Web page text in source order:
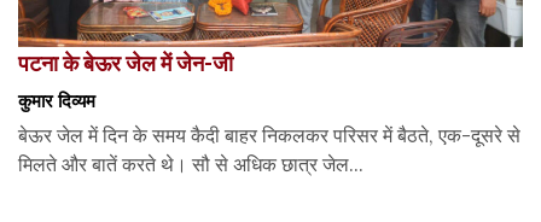
पटना के बेऊर जेल में जेन-जी
कुमार दिव्यम
बेऊर जेल में दिन के समय कैदी बाहर निकलकर परिसर में बैठते, एक-दूसरे से
मिलते और बातें करते थे। सौ से अधिक छात्र जेल...